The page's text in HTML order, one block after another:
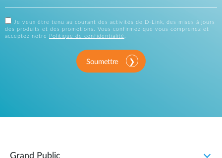
Je veux être tenu au courant des activités de D-Link, des mises à jours
des produits et des promotions. Vous confirmez que vous comprenez et
acceptez notre
Politique de confidentialité.
Soumettre
Grand Public